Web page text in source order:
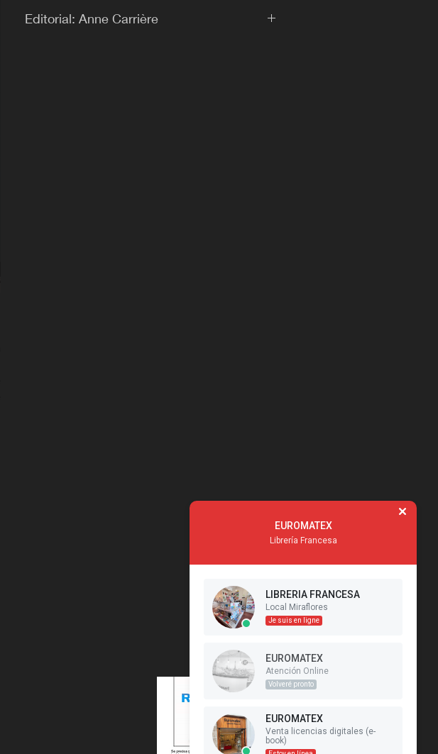
Editorial: Anne Carrière
EUROMATEX
Librería Francesa
LIBRERIA FRANCESA
Local Miraflores
Je suis en ligne
EUROMATEX
Atención Online
Volveré pronto
EUROMATEX
Venta licencias digitales (e-
book)